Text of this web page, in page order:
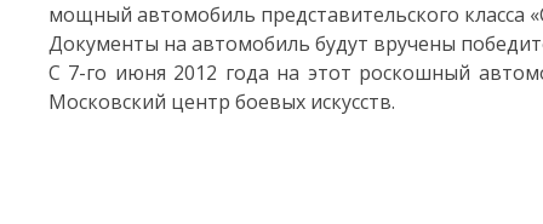
мощный автомобиль представительского класса
Документы на автомобиль будут вручены
С 7-го июня 2012 года на этот роскошный
Московский центр боевых искусств.